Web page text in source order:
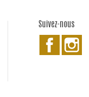
Suivez-nous
Facebook